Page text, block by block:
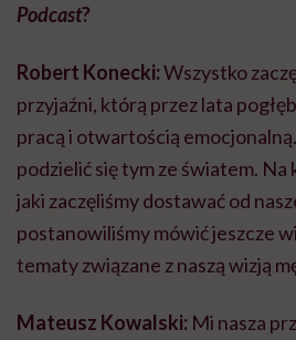
Podcast?
Robert Konecki:Wszystko
przyjaźni, którą przez lata
pracą i otwartością
podzielić się tym ze światem.
jaki zaczęliśmy dostawać od
postanowiliśmy mówić jeszcze
tematy związane z naszą wizją
Mateusz Kowalski: Mi nasza